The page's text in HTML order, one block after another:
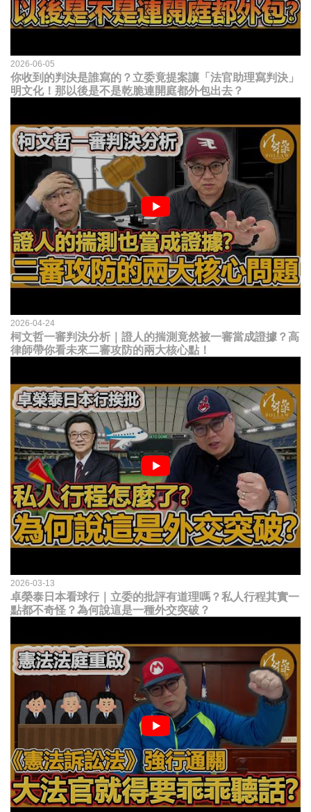
2026-06-05
你收到的判決是誰寫的？立委竟提案讓「法官助理寫判決」
明文化！那以後是不是乾脆連開庭都外包出去？
2026-04-24
柯文哲一審判決分析｜證人的揣測竟然被一審當成證據？高
律師帶你看未來二審攻防的兩大核心點！
2026-03-13
卓榮泰日本看球行｜立委的批評有道理嗎？私人行程其實一
點都不奇怪？為何說這是一種外交突破？